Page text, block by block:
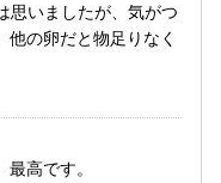
思いましたが、気がつ
の卵だと物足りなく
高です。